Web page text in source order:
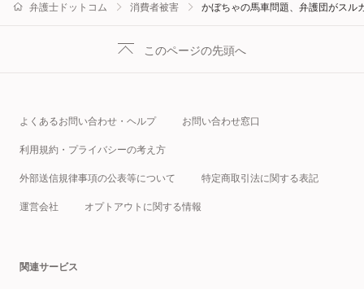
弁護士ドットコム 消費者被害 かぼちゃの馬車問題、弁護団がスル
このページの先頭へ
よくあるお問い合わせ・ヘルプ お問い合わせ窓口
利用規約・プライバシーの考え方
外部送信規律事項の公表等について 特定商取引法に関する表記
運営会社 オプトアウトに関する情報
関連サービス